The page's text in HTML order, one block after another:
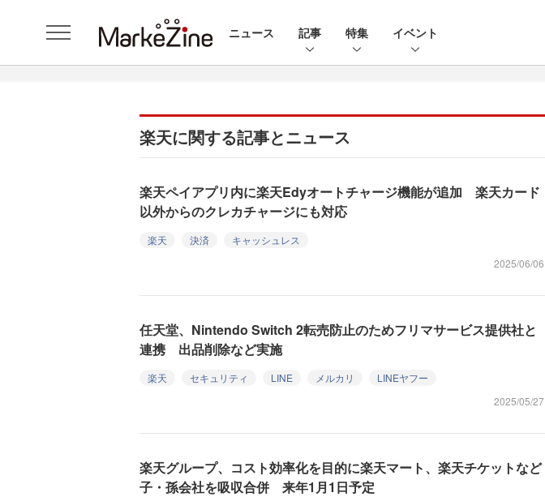
ニュース 記事 特集 イベント
楽天に関する記事とニュース
楽天ペイアプリ内に楽天Edyオートチャージ機能が追加 楽天カード
以外からのクレカチャージにも対応
楽天 決済
キャッシュレス
2025/06/06
任天堂、Nintendo Switch 2転売防止のためフリマサービス提供社と
連携 出品削除など実施
楽天 セキュリティ LINE メルカリ
LINEヤフー
2025/05/27
楽天グループ、コスト効率化を目的に楽天マート、楽天チケットなど
子・孫会社を吸収合併 来年1月1日予定